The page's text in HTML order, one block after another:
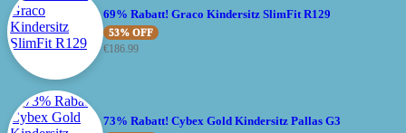
69% Rabatt! Graco Kindersitz SlimFit R129
53% OFF
€186.99
73% Rabatt! Cybex Gold Kindersitz Pallas G3